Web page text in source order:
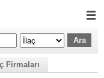
Firmaları